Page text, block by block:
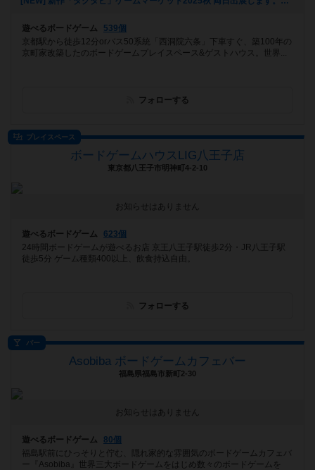
遊べるボードゲーム
539個
京都駅から徒歩12分orバス50系統「西洞院六条」下車すぐ、築100年の
京町家改築したのボードゲームプレイスペース&ゲストハウス。世界...
フォローする
プレイスペース
ボードゲームハウスLIG八王子店
東京都八王子市明神町4-2-10
お知らせはありません
遊べるボードゲーム
623個
24時間ボードゲームが遊べるお店 京王八王子駅徒歩2分・JR八王子駅
徒歩5分 ゲーム種類400以上、飲食持込自由。
フォローする
バー
Asobiba ボードゲームカフェバー
福島県福島市新町2-30
お知らせはありません
遊べるボードゲーム
80個
福島駅前にひっそりと佇む、隠れ家的な雰囲気のボードゲームカフェバ
ー『Asobiba』世界三大ボードゲームをはじめ数々のボードゲームを